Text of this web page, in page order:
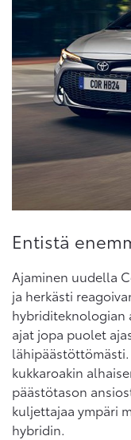
Entistä
Ajaminen uudella
ja herkästi
hybriditeknologian
ajat jopa puolet
kukkaroakin
päästötason
kuljettajaa ympäri
hybridin.